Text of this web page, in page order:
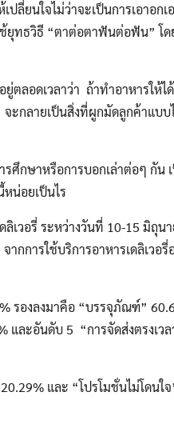
นใจไม่ว่าจะเป็นการเอาอกเอ
ยุทธวิธี “ตาต่อตาฟันต่อฟัน” โด
ลอดเวลาว่า ถ้าทำอาหารให้ได้
ะกลายเป็นสิ่งที่ผูกมัดลูกค้าแบบ
กษาหรือการบอกเล่าต่อๆ กัน
น่อยเป็นไร
เวอรี่ ระหว่างวันที่ 10-15 มิถุน
จากการใช้บริการอาหารเดลิเวอรี่
รองลงมาคือ “บรรจุภัณฑ์”
และอันดับ 5 “การจัดส่งตรงเวล
และ “โปรโมชั่นไม่โดนใจ